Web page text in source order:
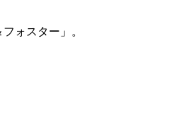
ォスター」。